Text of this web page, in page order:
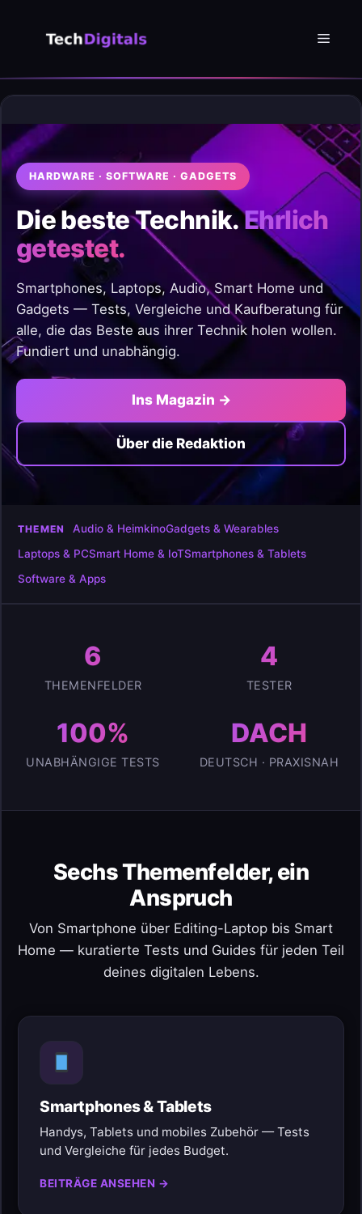
Menü
HARDWARE · SOFTWARE · GADGETS
Die beste Technik.Ehrlich
getestet.
Smartphones, Laptops, Audio, Smart Home und
Gadgets — Tests, Vergleiche und Kaufberatung für
alle, die das Beste aus ihrer Technik holen wollen.
Fundiert und unabhängig.
Ins Magazin →
Über die Redaktion
THEMEN Audio & HeimkinoGadgets & Wearables
Laptops & PCSmart Home & IoTSmartphones & Tablets
Software & Apps
6
THEMENFELDER
4
TESTER
100%
UNABHÄNGIGE TESTS
DACH
DEUTSCH · PRAXISNAH
Sechs Themenfelder, ein
Anspruch
Von Smartphone über Editing-Laptop bis Smart
Home — kuratierte Tests und Guides für jeden Teil
deines digitalen Lebens.
Smartphones & Tablets
Handys, Tablets und mobiles Zubehör — Tests
und Vergleiche für jedes Budget.
BEITRÄGE ANSEHEN →